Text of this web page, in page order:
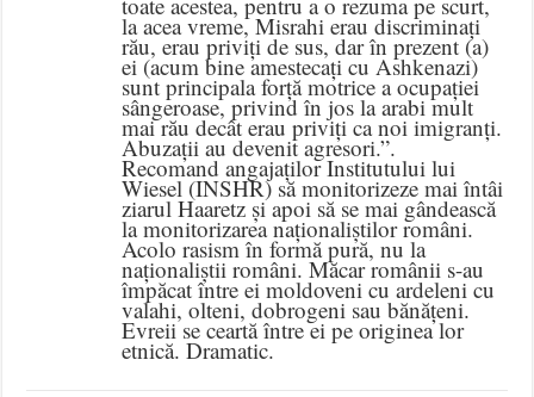
la acea vreme, Misrahi erau discriminați
rău, erau priviți de sus, dar în prezent (a)
ei (acum bine amestecați cu Ashkenazi)
sunt principala forță motrice a ocupației
sângeroase, privind în jos la arabi mult
mai rău decât erau priviți ca noi imigranți.
Abuzații au devenit agresori.”.
Recomand angajaților Institutului lui
Wiesel (INSHR) să monitorizeze mai întâi
ziarul Haaretz și apoi să se mai gândească
la monitorizarea naționaliștilor români.
Acolo rasism în formă pură, nu la
naționaliștii români. Măcar românii s-au
împăcat între ei moldoveni cu ardeleni cu
valahi, olteni, dobrogeni sau bănățeni.
Evreii se ceartă între ei pe originea lor
etnică. Dramatic.